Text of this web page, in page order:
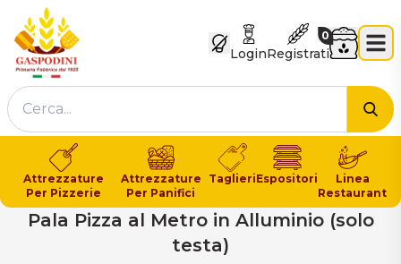
LoginRegistrati
Carrello
0
Attrezzature
Per Pizzerie
Attrezzature
Per Panifici
TaglieriEspositori
Linea
Restaurant
Pala Pizza al Metro in Alluminio (solo
testa)